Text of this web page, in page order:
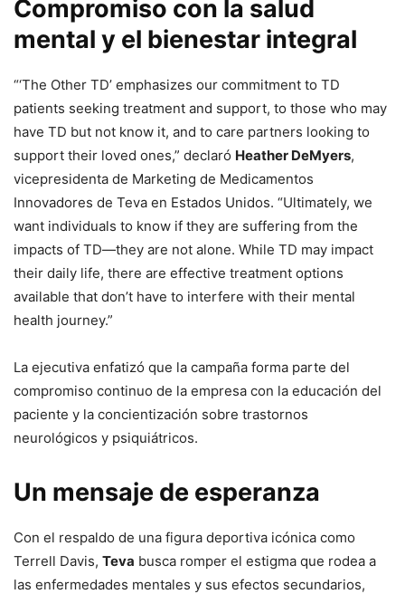
Compromiso con la salud
mental y el bienestar integral
“‘The Other TD’ emphasizes our commitment to TD
patients seeking treatment and support, to those who may
have TD but not know it, and to care partners looking to
support their loved ones,” declaró Heather DeMyers,
vicepresidenta de Marketing de Medicamentos
Innovadores de Teva en Estados Unidos. “Ultimately, we
want individuals to know if they are suffering from the
impacts of TD—they are not alone. While TD may impact
their daily life, there are effective treatment options
available that don’t have to interfere with their mental
health journey.”
La ejecutiva enfatizó que la campaña forma parte del
compromiso continuo de la empresa con la educación del
paciente y la concientización sobre trastornos
neurológicos y psiquiátricos.
Un mensaje de esperanza
Con el respaldo de una figura deportiva icónica como
Terrell Davis, Teva busca romper el estigma que rodea a
las enfermedades mentales y sus efectos secundarios,